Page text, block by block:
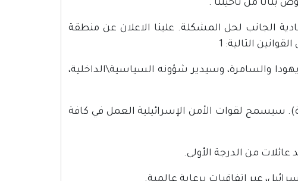
بتاتًا من ناحيتنا".
الجانب لحل المشكلة. علينا الاعلان عن منطقة
التالية: 1
والسامرة، وسيدير شؤونه السياسية\الداخلية،
سيسمح لقوات الأمن الإسرائيلية العمل في كافة